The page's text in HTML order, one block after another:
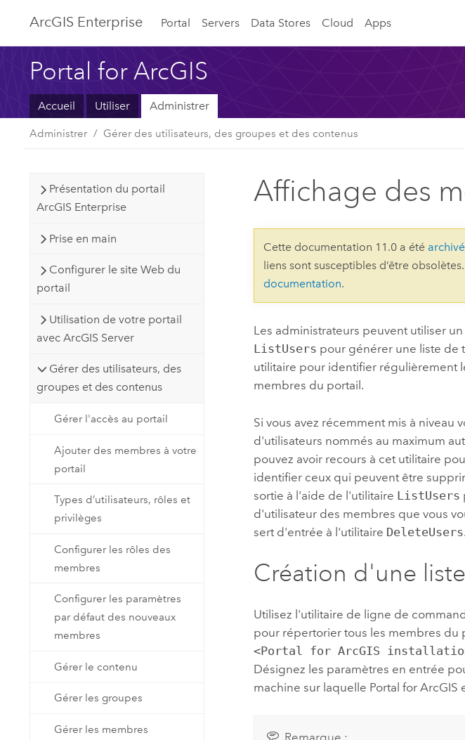
ArcGIS Enterprise Portal Servers Data Stores Cloud Apps
Portal for ArcGIS
Accueil Utiliser Administrer
Administrer Gérer des utilisateurs, des groupes et des contenus
Présentation du portail
ArcGIS Enterprise
Prise en main
Configurer le site Web du
portail
Utilisation de votre portail
avec ArcGIS Server
Gérer des utilisateurs, des
groupes et des contenus
Gérer l'accès au portail
Ajouter des membres à votre
portail
Types d’utilisateurs, rôles et
privilèges
Configurer les rôles des
membres
Configurer les paramètres
par défaut des nouveaux
membres
Gérer le contenu
Gérer les groupes
Gérer les membres
Affichage des
Cette documentation 11.0 a été
liens sont susceptibles d’être obsolètes.
documentation.
Les administrateurs peuvent utiliser
ListUsers pour générer une liste de
utilitaire pour identifier régulièrement
membres du portail.
Si vous avez récemment mis à
d'utilisateurs nommés au maximum
pouvez avoir recours à cet utilitaire
identifier ceux qui peuvent être
sortie à l'aide de l'utilitaire ListUsers
d'utilisateur des membres que vous
sert d'entrée à l'utilitaire DeleteUsers
Création d'une
Utilisez l'utilitaire de ligne de
pour répertorier tous les membres du
<Portal for ArcGIS installation
Désignez les paramètres en entrée
machine sur laquelle Portal for ArcGIS